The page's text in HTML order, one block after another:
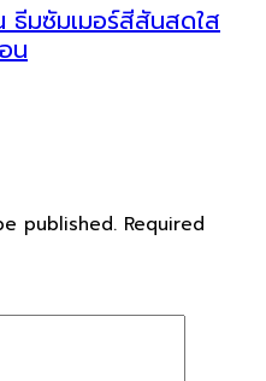
ธีมซัมเมอร์สีสันสดใส
น
published. Required